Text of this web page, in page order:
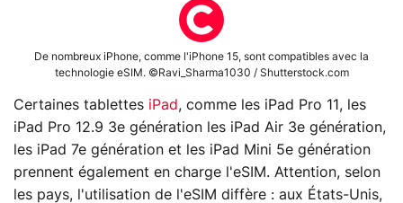
De nombreux iPhone, comme l'iPhone 15, sont compatibles avec la
technologie eSIM. ©Ravi_Sharma1030 / Shutterstock.com
Certaines tablettes iPad, comme les iPad Pro 11, les
iPad Pro 12.9 3e génération les iPad Air 3e génération,
les iPad 7e génération et les iPad Mini 5e génération
prennent également en charge l'eSIM. Attention, selon
les pays, l'utilisation de l'eSIM diffère : aux États-Unis,